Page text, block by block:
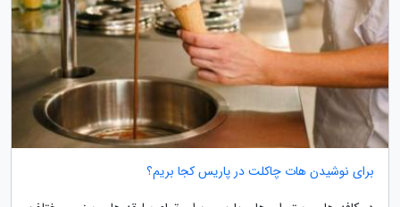
برای نوشیدن هات چاکلت در پاریس کجا بریم؟